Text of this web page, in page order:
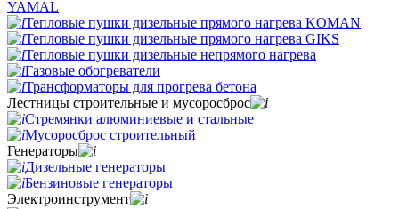
YAMAL
Тепловые пушки дизельные прямого нагрева KOMAN
Тепловые пушки дизельные прямого нагрева GIKS
Тепловые пушки дизельные непрямого нагрева
Газовые обогреватели
Трансформаторы для прогрева бетона
Лестницы строительные и мусоросброс
Стремянки алюминиевые и стальные
Мусоросброс строительный
Генераторы
Дизельные генераторы
Бензиновые генераторы
Электроинструмент